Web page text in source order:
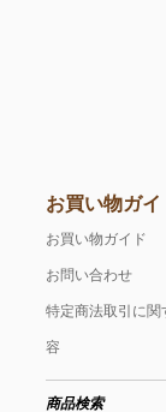
お買い物ガイ
お買い物ガイド
お問い合わせ
特定商法取引に関
容
商品検索